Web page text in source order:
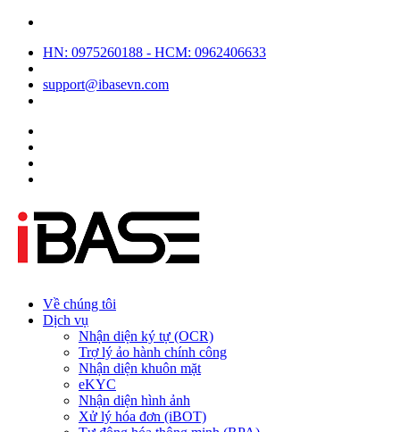
HN: 0975260188 - HCM: 0962406633
support@ibasevn.com
Về chúng tôi
Dịch vụ
Nhận diện ký tự (OCR)
Trợ lý ảo hành chính công
Nhận diện khuôn mặt
eKYC
Nhận diện hình ảnh
Xử lý hóa đơn (iBOT)